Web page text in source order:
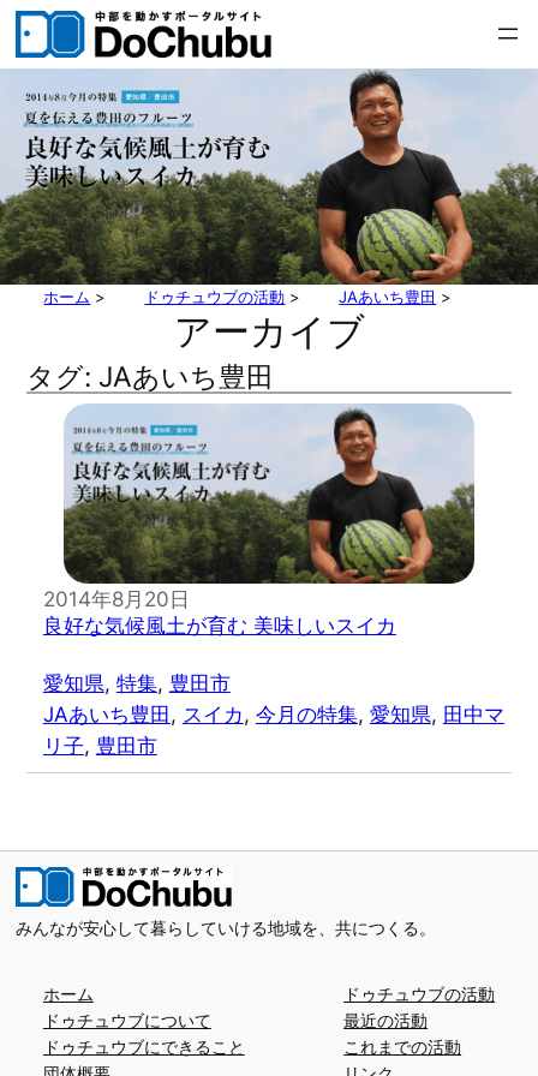
内
プ
ホーム > ドゥチュウブの活動 > JAあいち豊田 >
アーカイブ
タグ: JAあいち豊田
2014年8月20日
良好な気候風土が育む 美味しいスイカ
愛知県, 特集, 豊田市
JAあいち豊田, スイカ, 今月の特集, 愛知県, 田中マ
リ子, 豊田市
みんなが安心して暮らしていける地域を、共につくる。
ホーム
ドゥチュウブについて
ドゥチュウブにできること
ドゥチュウブの活動
最近の活動
これまでの活動